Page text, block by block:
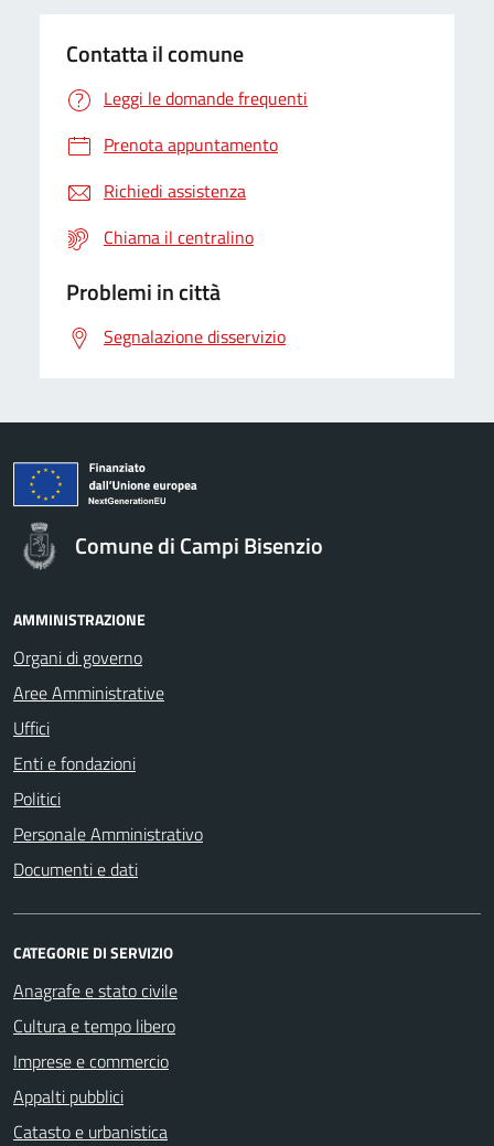
Contatta il comune
Leggi le domande frequenti
Prenota appuntamento
Richiedi assistenza
Chiama il centralino
Problemi in città
Segnalazione disservizio
Comune di Campi Bisenzio
AMMINISTRAZIONE
Organi di governo
Aree Amministrative
Uffici
Enti e fondazioni
Politici
Personale Amministrativo
Documenti e dati
CATEGORIE DI SERVIZIO
Anagrafe e stato civile
Cultura e tempo libero
Imprese e commercio
Appalti pubblici
Catasto e urbanistica